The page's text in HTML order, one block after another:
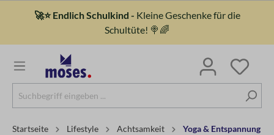
🚀⭐ Endlich Schulkind - Kleine Geschenke für die
Schultüte! 🍭🌈
Startseite Lifestyle Achtsamkeit Yoga & Entspannung